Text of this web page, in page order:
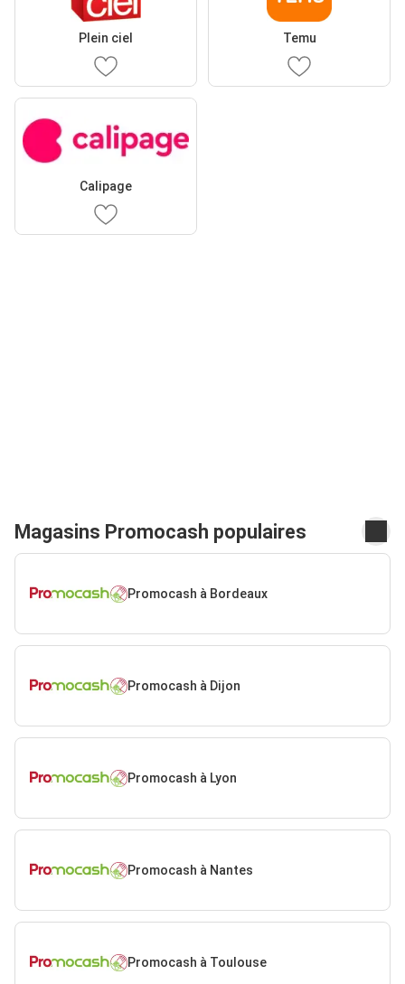
Plein ciel Temu
Calipage
Magasins Promocash populaires
Promocash à Bordeaux
Promocash à Dijon
Promocash à Lyon
Promocash à Nantes
Promocash à Toulouse